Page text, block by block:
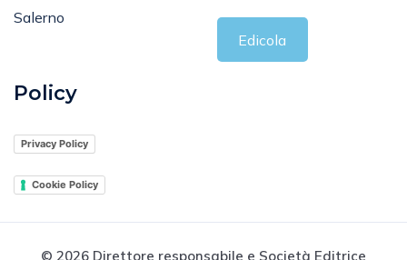
Salerno
Edicola
Policy
Privacy Policy
Cookie Policy
© 2026 Direttore responsabile e Società Editrice